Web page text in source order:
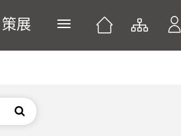
策展 展開或關閉主選單
搜尋